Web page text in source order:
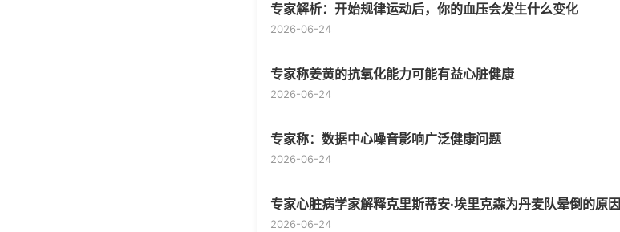
专家解析：开始规律运动后，你的血压会发生什么变化
2026-06-24
专家称姜黄的抗氧化能力可能有益心脏健康
2026-06-24
专家称：数据中心噪音影响广泛健康问题
2026-06-24
专家心脏病学家解释克里斯蒂安·埃里克森为丹麦队晕倒的原因
2026-06-24